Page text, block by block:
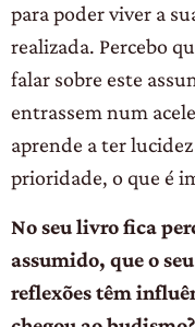
para poder viver a
realizada. Percebo
falar sobre este
entrassem num
aprende a ter lucidez
prioridade, o que é
No seu livro fica
assumido, que o
reflexões têm